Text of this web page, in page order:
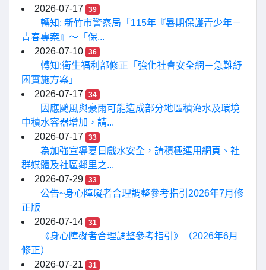
2026-07-17
39
轉知: 新竹市警察局「115年『暑期保護青少年－
青春專案』〜「保...
2026-07-10
36
轉知:衛生福利部修正「強化社會安全網－急難紓
困實施方案」
2026-07-17
34
因應颱風與豪雨可能造成部分地區積淹水及環境
中積水容器增加，請...
2026-07-17
33
為加強宣導夏日戲水安全，請積極運用網頁、社
群媒體及社區鄰里之...
2026-07-29
33
公告~身心障礙者合理調整參考指引2026年7月修
正版
2026-07-14
31
《身心障礙者合理調整參考指引》（2026年6月
修正）
2026-07-21
31